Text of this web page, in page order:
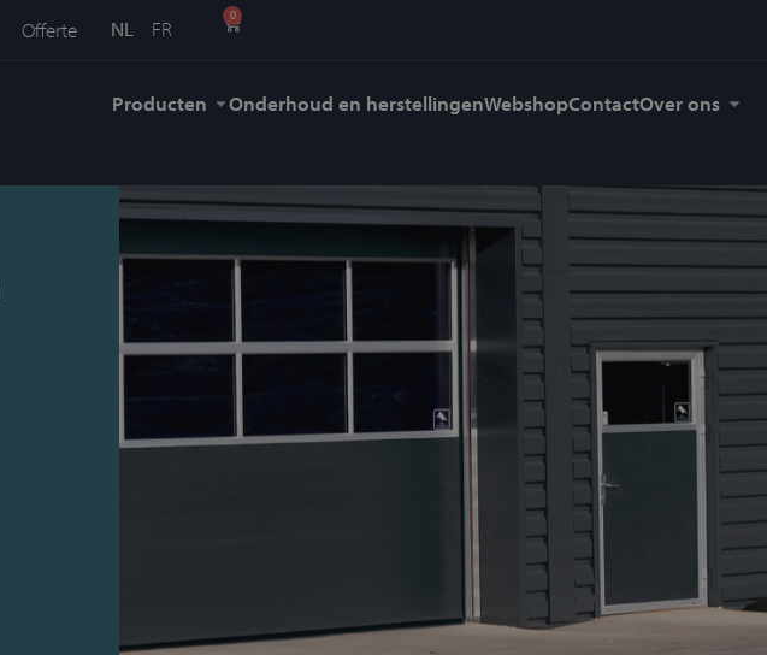
Offerte NL FR
0
Producten Onderhoud en herstellingenWebshopContactOver ons